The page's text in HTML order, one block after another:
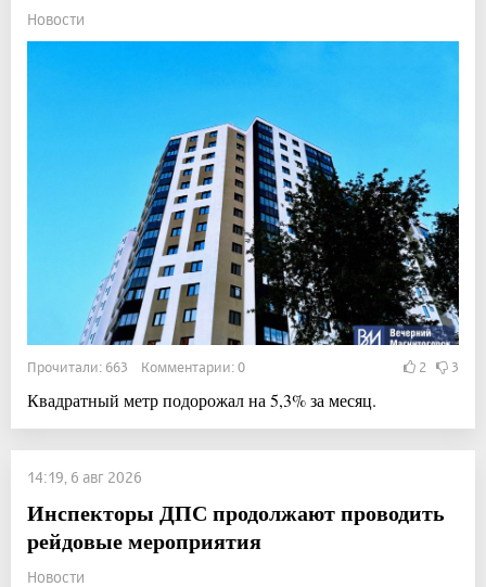
Новости
Прочитали: 663 Комментарии: 0 2 3
Квадратный метр подорожал на 5,3% за месяц.
14:19, 6 авг 2026
Инспекторы ДПС продолжают проводить
рейдовые мероприятия
Новости